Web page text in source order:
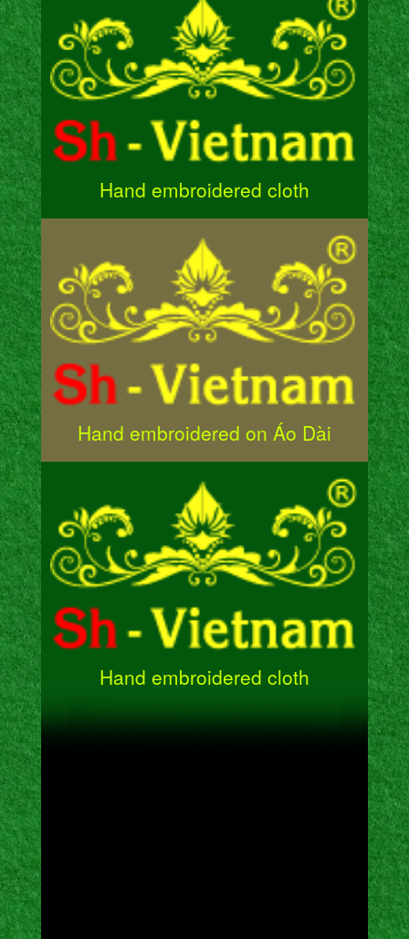
Hand embroidered cloth
Hand embroidered on Áo Dài
Hand embroidered cloth